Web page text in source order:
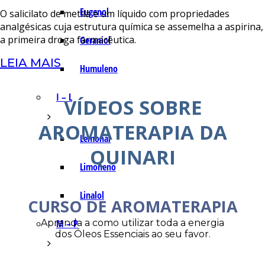
Eugenol
Geraniol
Humuleno
I – L
Lemonal
Limoneno
Linalol
M – P
O salicilato de metila é um líquido com propriedades
analgésicas cuja estrutura química se assemelha a aspirina,
a primeira droga farmacêutica.
LEIA MAIS
VÍDEOS SOBRE
AROMATERAPIA DA
QUINARI
CURSO DE AROMATERAPIA
Aprenda a como utilizar toda a energia
dos Óleos Essenciais ao seu favor.